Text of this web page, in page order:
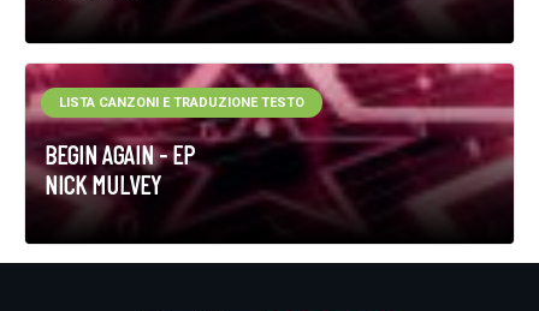
BEGIN AGAIN - EP
NICK MULVEY
LISTA CANZONI E TRADUZIONE TESTO